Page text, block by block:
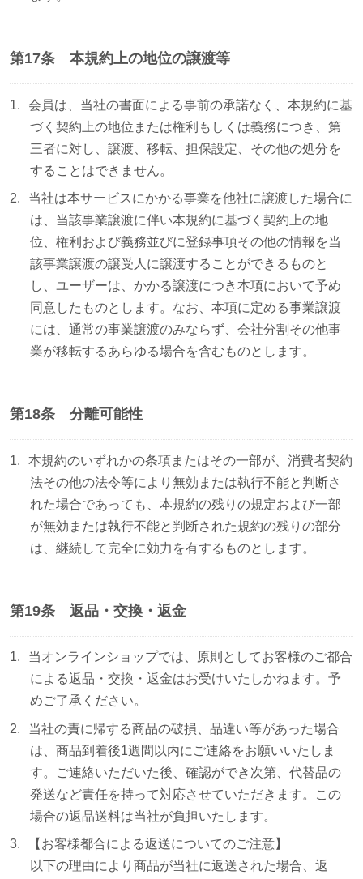
第17条 本規約上の地位の譲渡等
会員は、当社の書面による事前の承諾なく、本規約に基
づく契約上の地位または権利もしくは義務につき、第
三者に対し、譲渡、移転、担保設定、その他の処分を
することはできません。
当社は本サービスにかかる事業を他社に譲渡した場合に
は、当該事業譲渡に伴い本規約に基づく契約上の地
位、権利および義務並びに登録事項その他の情報を当
該事業譲渡の譲受人に譲渡することができるものと
し、ユーザーは、かかる譲渡につき本項において予め
同意したものとします。なお、本項に定める事業譲渡
には、通常の事業譲渡のみならず、会社分割その他事
業が移転するあらゆる場合を含むものとします。
第18条 分離可能性
本規約のいずれかの条項またはその一部が、消費者契約
法その他の法令等により無効または執行不能と判断さ
れた場合であっても、本規約の残りの規定および一部
が無効または執行不能と判断された規約の残りの部分
は、継続して完全に効力を有するものとします。
第19条 返品・交換・返金
当オンラインショップでは、原則としてお客様のご都合
による返品・交換・返金はお受けいたしかねます。予
めご了承ください。
当社の責に帰する商品の破損、品違い等があった場合
は、商品到着後1週間以内にご連絡をお願いいたしま
す。ご連絡いただいた後、確認ができ次第、代替品の
発送など責任を持って対応させていただきます。この
場合の返品送料は当社が負担いたします。
【お客様都合による返送についてのご注意】
以下の理由により商品が当社に返送された場合、返